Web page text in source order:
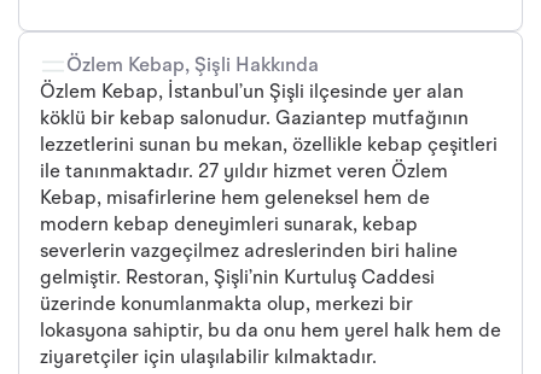
Özlem Kebap, Şişli Hakkında
Özlem Kebap, İstanbul’un Şişli ilçesinde yer alan
köklü bir kebap salonudur. Gaziantep mutfağının
lezzetlerini sunan bu mekan, özellikle kebap çeşitleri
ile tanınmaktadır. 27 yıldır hizmet veren Özlem
Kebap, misafirlerine hem geleneksel hem de
modern kebap deneyimleri sunarak, kebap
severlerin vazgeçilmez adreslerinden biri haline
gelmiştir. Restoran, Şişli’nin Kurtuluş Caddesi
üzerinde konumlanmakta olup, merkezi bir
lokasyona sahiptir, bu da onu hem yerel halk hem de
ziyaretçiler için ulaşılabilir kılmaktadır.